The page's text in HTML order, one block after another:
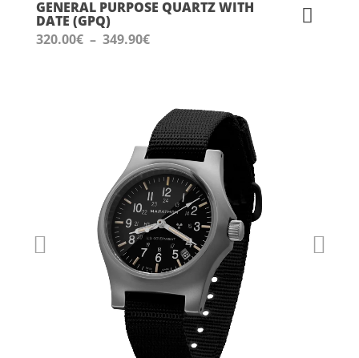
GENERAL PURPOSE QUARTZ WITH
DATE (GPQ)
320.00€ – 349.90€Plage